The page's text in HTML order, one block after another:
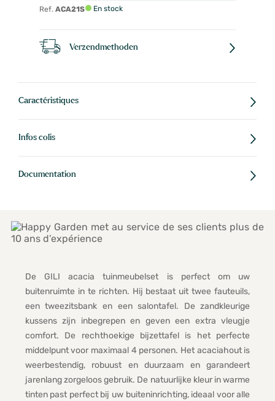
Ref. ACA21S En stock
Verzendmethoden
Caractéristiques
Infos colis
Documentation
De GILI acacia tuinmeubelset is perfect om uw
buitenruimte in te richten. Hij bestaat uit twee fauteuils,
een tweezitsbank en een salontafel. De zandkleurige
kussens zijn inbegrepen en geven een extra vleugje
comfort. De rechthoekige bijzettafel is het perfecte
middelpunt voor maximaal 4 personen. Het acaciahout is
weerbestendig, robuust en duurzaam en garandeert
jarenlang zorgeloos gebruik. De natuurlijke kleur in warme
tinten past perfect bij uw buiteninrichting, ideaal voor alle